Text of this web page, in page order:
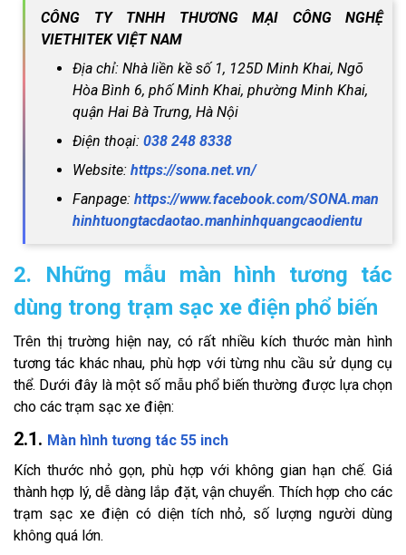
CÔNG TY TNHH THƯƠNG MẠI CÔNG NGHỆ
VIETHITEK VIỆT NAM
Địa chỉ: Nhà liền kề số 1, 125D Minh Khai, Ngõ
Hòa Bình 6, phố Minh Khai, phường Minh Khai,
quận Hai Bà Trưng, Hà Nội
Điện thoại: 038 248 8338
Website: https://sona.net.vn/
Fanpage: https://www.facebook.com/SONA.man
hinhtuongtacdaotao.manhinhquangcaodientu
2. Những mẫu màn hình tương tác
dùng trong trạm sạc xe điện phổ biến
Trên thị trường hiện nay, có rất nhiều kích thước màn hình
tương tác khác nhau, phù hợp với từng nhu cầu sử dụng cụ
thể. Dưới đây là một số mẫu phổ biến thường được lựa chọn
cho các trạm sạc xe điện:
2.1. Màn hình tương tác 55 inch
Kích thước nhỏ gọn, phù hợp với không gian hạn chế. Giá
thành hợp lý, dễ dàng lắp đặt, vận chuyển. Thích hợp cho các
trạm sạc xe điện có diện tích nhỏ, số lượng người dùng
không quá lớn.